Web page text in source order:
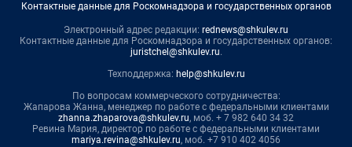
Контактные данные для Роскомнадзора и государственных органов
Электронный адрес редакции: rednews@shkulev.ru
Контактные данные для Роскомнадзора и государственных органов:
juristchel@shkulev.ru.
Техподдержка: help@shkulev.ru
По вопросам коммерческого сотрудничества:
Жапарова Жанна, менеджер по работе с федеральными клиентами
zhanna.zhaparova@shkulev.ru, моб. + 7 982 640 34 32
Ревина Мария, директор по работе с федеральными клиентами
mariya.revina@shkulev.ru, моб. +7 910 402 4056